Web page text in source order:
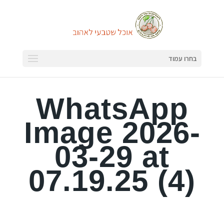
בחרו עמוד
WhatsApp
Image 2026-
03-29 at
07.19.25 (4)